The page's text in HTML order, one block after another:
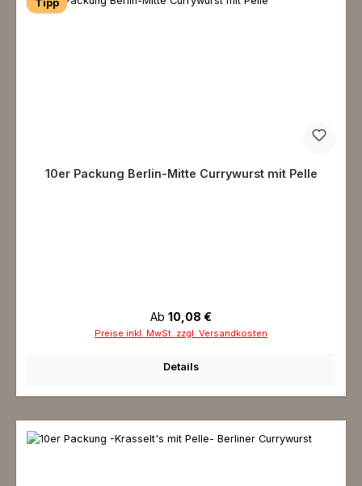
Tipp
10er Packung Berlin-Mitte Currywurst mit Pelle
Regulärer Preis:
Ab 10,08 €
Preise inkl. MwSt. zzgl. Versandkosten
Details